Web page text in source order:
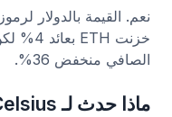
نعم. القيمة بالدولار
الصافي منخفض 36%.
ماذا حدث لـ Celsius؟